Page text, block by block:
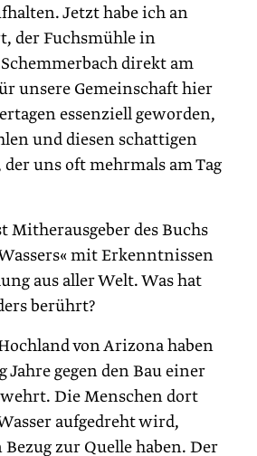
Jetzt habe ich an
der Fuchsmühle in
direkt am
unsere Gemeinschaft hier
essenziell geworden,
und diesen schattigen
uns oft mehrmals am Tag
Mitherausgeber des Buchs
mit Erkenntnissen
aus aller Welt. Was hat
berührt?
von Arizona haben
Jahre gegen den Bau einer
Die Menschen dort
aufgedreht wird,
zur Quelle haben. Der